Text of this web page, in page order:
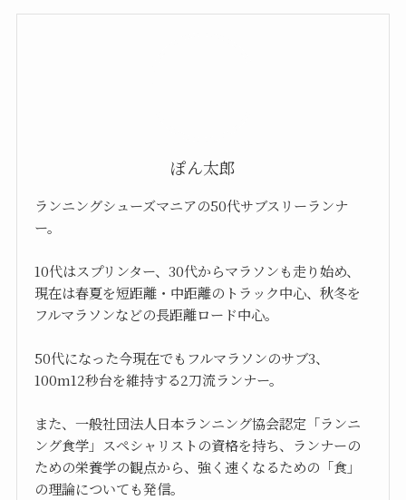
ぽん太郎
ランニングシューズマニアの50代サブスリーランナ
ー。
10代はスプリンター、30代からマラソンも走り始め、
現在は春夏を短距離・中距離のトラック中心、秋冬を
フルマラソンなどの長距離ロード中心。
50代になった今現在でもフルマラソンのサブ3、
100m12秒台を維持する2刀流ランナー。
また、一般社団法人日本ランニング協会認定「ランニ
ング食学」スペシャリストの資格を持ち、ランナーの
ための栄養学の観点から、強く速くなるための「食」
の理論についても発信。